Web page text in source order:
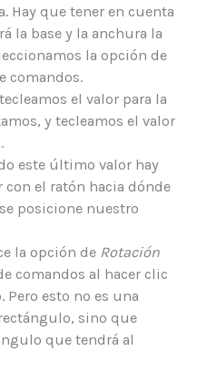
Hay que tener en cuenta
la base y la anchura la
la opción de
comandos.
el valor para la
y tecleamos el valor
este último valor hay
con el ratón hacia dónde
posicione nuestro
la opción de Rotación
comandos al hacer clic
esto no es una
sino que
que tendrá al